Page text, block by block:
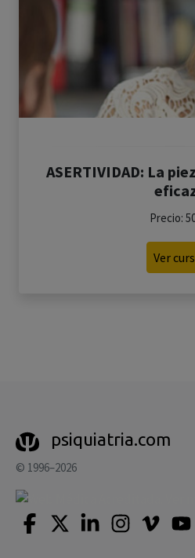
ASERTIVIDAD: La
Precio:
Ver
psiquiatria.com
© 1996–2026